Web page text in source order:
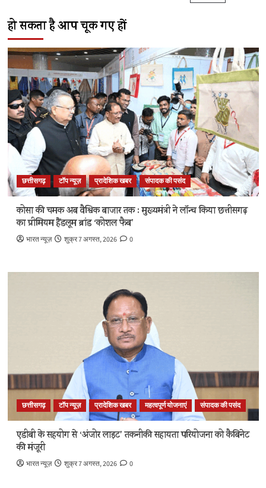
हो सकता है आप चूक गए हों
छत्तीसगढ़ टॉप न्यूज़ प्रादेशिक खबर संपादक की पसंद
कोसा की चमक अब वैश्विक बाजार तक : मुख्यमंत्री ने लॉन्च किया छत्तीसगढ़
का प्रीमियम हैंडलूम ब्रांड ‘कोशल फैब’
भारत न्यूज़ शुक्र 7 अगस्त, 2026 0
छत्तीसगढ़ टॉप न्यूज़ प्रादेशिक खबर महत्वपूर्ण योजनाएं संपादक की पसंद
एडीबी के सहयोग से ‘अंजोर लाइट’ तकनीकी सहायता परियोजना को कैबिनेट
की मंजूरी
भारत न्यूज़ शुक्र 7 अगस्त, 2026 0